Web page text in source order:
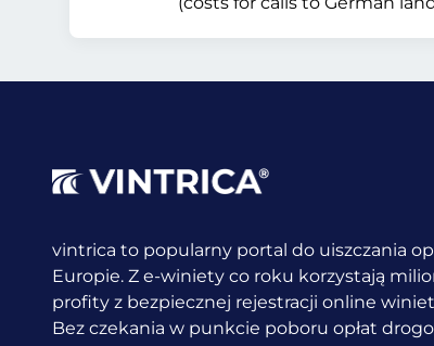
vintrica to popularny portal do uiszczania
Europie. Z e-winiety co roku korzystają
profity z bezpiecznej rejestracji online
Bez czekania w punkcie poboru opłat